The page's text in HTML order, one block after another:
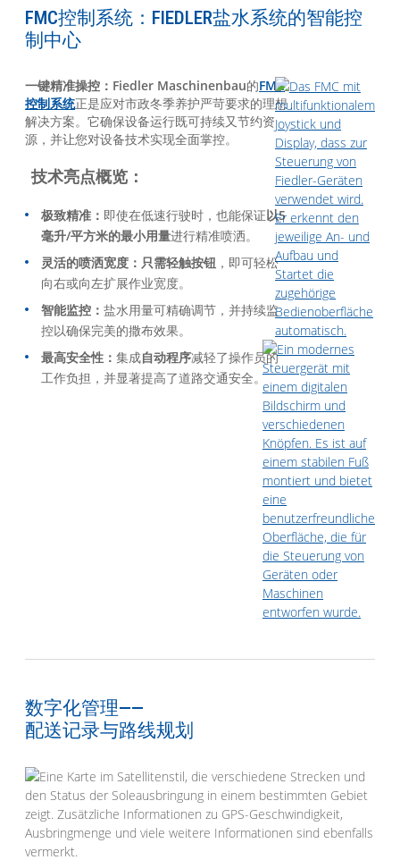
FMC控制系统：FIEDLER盐水系统的智能控
制中心
一键精准操控： Fiedler Maschinenbau的FMC
控制系统正是应对市政冬季养护严苛要求的理想
解决方案。它确保设备运行既可持续又节约资
源，并让您对设备技术实现全面掌控。
技术亮点概览：
极致精准： 即使在低速行驶时，也能保证以5
毫升/平方米的最小用量进行精准喷洒。
灵活的喷洒宽度： 只需轻触按钮 ，即可轻松
向右或向左扩展作业宽度。
智能监控：盐水用量可精确调节，并持续监
控以确保完美的撒布效果。
最高安全性：集成自动程序减轻了操作员的
工作负担，并显著提高了道路交通安全。
数字化管理——
配送记录与路线规划